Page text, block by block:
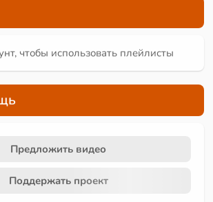
чтобы использовать плейлисты
Предложить видео
Поддержать проект